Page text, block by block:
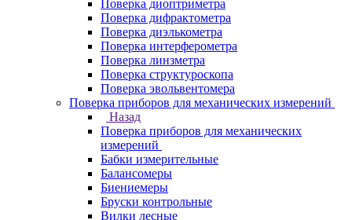
Поверка диоптриметра
Поверка дифрактометра
Поверка диэлькометра
Поверка интерферометра
Поверка линзметра
Поверка структуроскопа
Поверка эвольвентомера
Поверка приборов для механических измерений
Назад
Поверка приборов для механических
измерений
Бабки измерительные
Балансомеры
Биениемеры
Бруски контрольные
Вилки лесные